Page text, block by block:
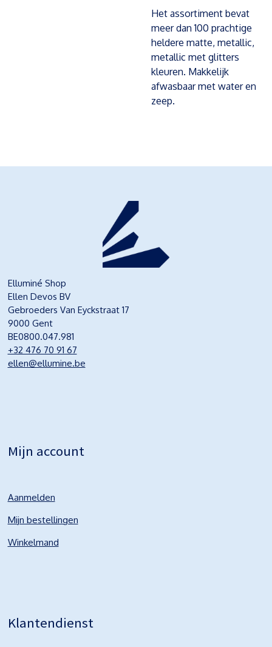
Het assortiment bevat
meer dan 100 prachtige
heldere matte, metallic,
metallic met glitters
kleuren. Makkelijk
afwasbaar met water en
zeep.
Elluminé Shop
Ellen Devos BV
Gebroeders Van Eyckstraat 17
9000 Gent
BE0800.047.981
+32 476 70 91 67
ellen@ellumine.be
Mijn account
Aanmelden
Mijn bestellingen
Winkelmand
Klantendienst